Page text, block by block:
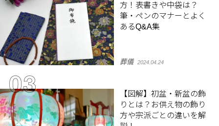
方！表書きや中袋は？
筆・ペンのマナーとよく
あるQ&A集
葬儀 2024.04.24
【図解】初盆・新盆の飾
りとは？お供え物の飾り
方や宗派ごとの違いを解